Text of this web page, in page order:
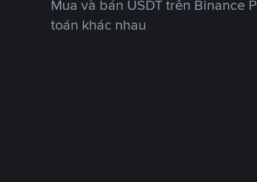
Mua và bán USDT trên Binance
toán khác nhau